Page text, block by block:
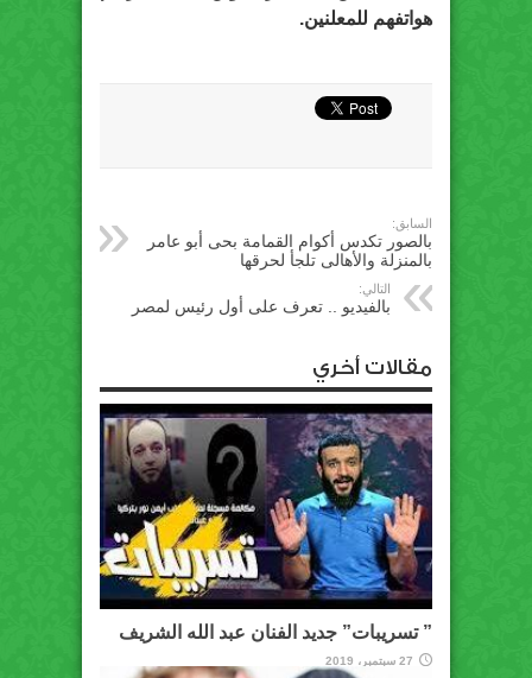
هواتفهم للمعلنين.
السابق:
بالصور تكدس أكوام القمامة بحى أبو عامر
بالمنزلة والأهالى تلجأ لحرقها
التالي:
بالفيديو .. تعرف على أول رئيس لمصر
مقالات أخري
” تسريبات” جديد الفنان عبد الله الشريف
27 سبتمبر، 2019